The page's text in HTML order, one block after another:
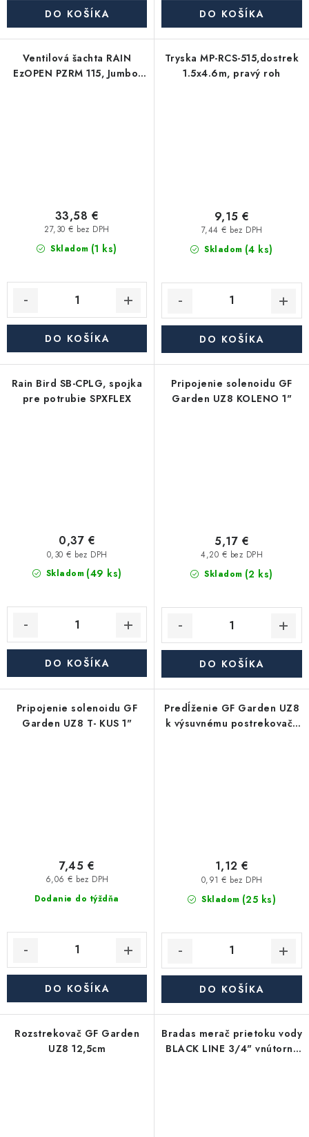
DO KOŠÍKA DO KOŠÍKA
Ventilová šachta RAIN
EzOPEN PZRM 115, Jumbo,
Skladom (1 ks)
27,30 € bez DPH
33,58 €
DO KOŠÍKA
Tryska MP-RCS-515,dostrek
1.5x4.6m, pravý roh
Skladom (4 ks)
7,44 € bez DPH
9,15 €
DO KOŠÍKA
Rain Bird SB-CPLG, spojka
pre potrubie SPXFLEX
Skladom (49 ks)
0,30 € bez DPH
0,37 €
DO KOŠÍKA
Pripojenie solenoidu GF
Garden UZ8 KOLENO 1"
Skladom (2 ks)
4,20 € bez DPH
5,17 €
DO KOŠÍKA
Pripojenie solenoidu GF
Garden UZ8 T- KUS 1"
Dodanie do týždňa
6,06 € bez DPH
7,45 €
DO KOŠÍKA
Predĺženie GF Garden UZ8
k výsuvnému postrekovaču
Skladom (25 ks)
0,91 € bez DPH
1,12 €
DO KOŠÍKA
Rozstrekovač GF Garden
UZ8 12,5cm
Bradas merač prietoku vody
BLACK LINE 3/4" vnútorný